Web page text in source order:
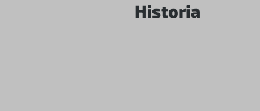
Historia